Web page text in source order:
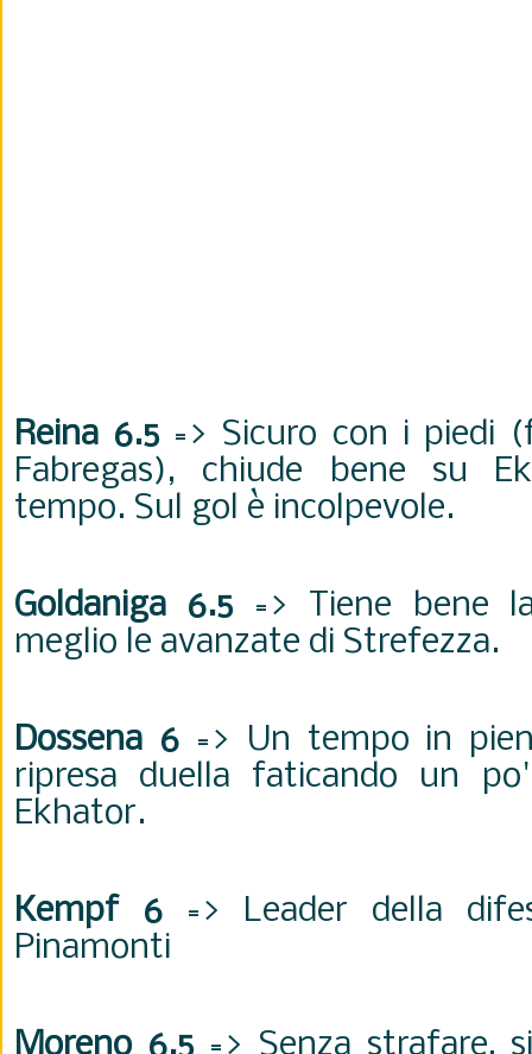
Reina 6.5=> Sicuro con i piedi
Fabregas), chiude bene su
tempo. Sul gol è incolpevole.
Goldaniga 6.5=> Tiene bene
meglio le avanzate di Strefezza.
Dossena 6=> Un tempo in
ripresa duella faticando un
Ekhator.
Kempf 6=> Leader della
Pinamonti
Moreno 6.5=> Senza strafare,